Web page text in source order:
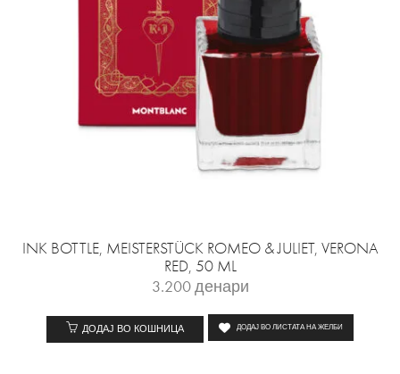
INK BOTTLE, MEISTERSTÜCK ROMEO & JULIET, VERONA
RED, 50 ML
3.200денари
ДОДАЈ ВО КОШНИЦА ДОДАЈ ВО ЛИСТАТА НА ЖЕЛБИ